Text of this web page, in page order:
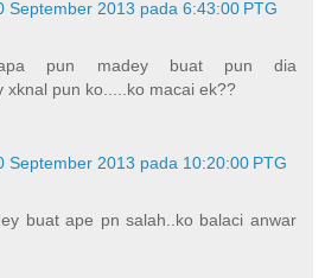
September 2013 pada 6:43:00 PTG
pun madey buat pun dia
xknal pun ko.....ko macai ek??
September 2013 pada 10:20:00 PTG
buat ape pn salah..ko balaci anwar